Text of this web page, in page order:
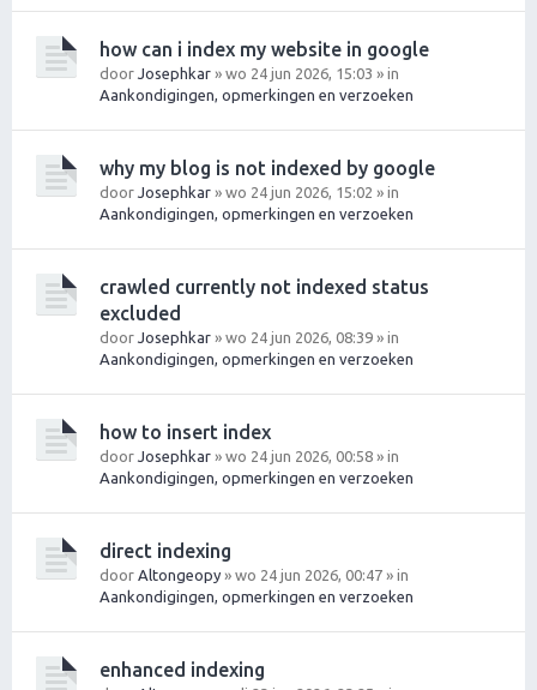
how can i index my website in google
door Josephkar » wo 24 jun 2026, 15:03 » in
Aankondigingen, opmerkingen en verzoeken
why my blog is not indexed by google
door Josephkar » wo 24 jun 2026, 15:02 » in
Aankondigingen, opmerkingen en verzoeken
crawled currently not indexed status
excluded
door Josephkar » wo 24 jun 2026, 08:39 » in
Aankondigingen, opmerkingen en verzoeken
how to insert index
door Josephkar » wo 24 jun 2026, 00:58 » in
Aankondigingen, opmerkingen en verzoeken
direct indexing
door Altongeopy » wo 24 jun 2026, 00:47 » in
Aankondigingen, opmerkingen en verzoeken
enhanced indexing